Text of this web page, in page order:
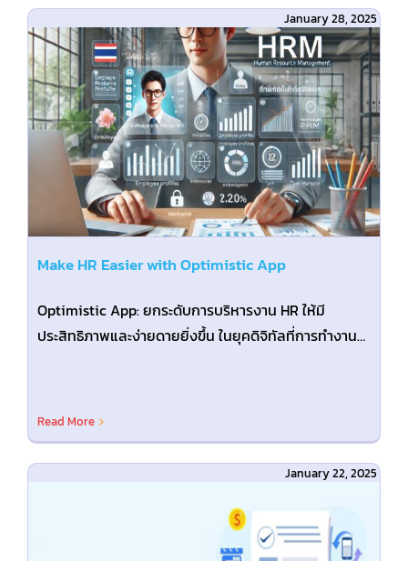
บทความ
การสาธิต
คู่มือการใช้งาน
สมัครใช้งานฟรี
เข้าสู่ระบบ​
Make HR Easier with Optimistic App
January 28, 2025
Optimistic App: ยกระดับการบริหารงาน HR ให้มี
ประสิทธิภาพและง่ายดายยิ่งขึ้น ในยุคดิจิทัลที่การทำงาน
Read More
January 22, 2025